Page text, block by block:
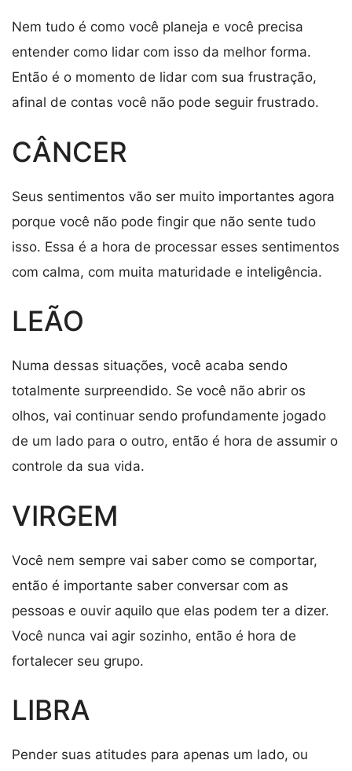
Nem tudo é como você planeja e você precisa
entender como lidar com isso da melhor forma.
Então é o momento de lidar com sua frustração,
afinal de contas você não pode seguir frustrado.
CÂNCER
Seus sentimentos vão ser muito importantes agora
porque você não pode fingir que não sente tudo
isso. Essa é a hora de processar esses sentimentos
com calma, com muita maturidade e inteligência.
LEÃO
Numa dessas situações, você acaba sendo
totalmente surpreendido. Se você não abrir os
olhos, vai continuar sendo profundamente jogado
de um lado para o outro, então é hora de assumir o
controle da sua vida.
VIRGEM
Você nem sempre vai saber como se comportar,
então é importante saber conversar com as
pessoas e ouvir aquilo que elas podem ter a dizer.
Você nunca vai agir sozinho, então é hora de
fortalecer seu grupo.
LIBRA
Pender suas atitudes para apenas um lado, ou